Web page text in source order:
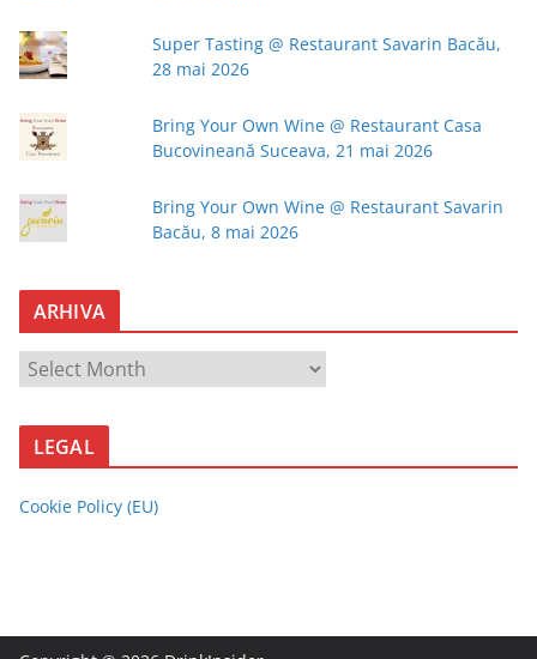
Super Tasting @ Restaurant Savarin Bacău,
28 mai 2026
Bring Your Own Wine @ Restaurant Casa
Bucovineană Suceava, 21 mai 2026
Bring Your Own Wine @ Restaurant Savarin
Bacău, 8 mai 2026
ARHIVA
R
H
A
LEGAL
Cookie Policy (EU)